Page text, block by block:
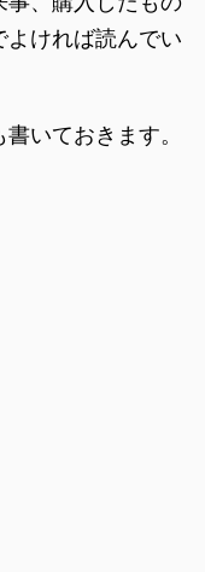
ければ読んでい
いておきます。